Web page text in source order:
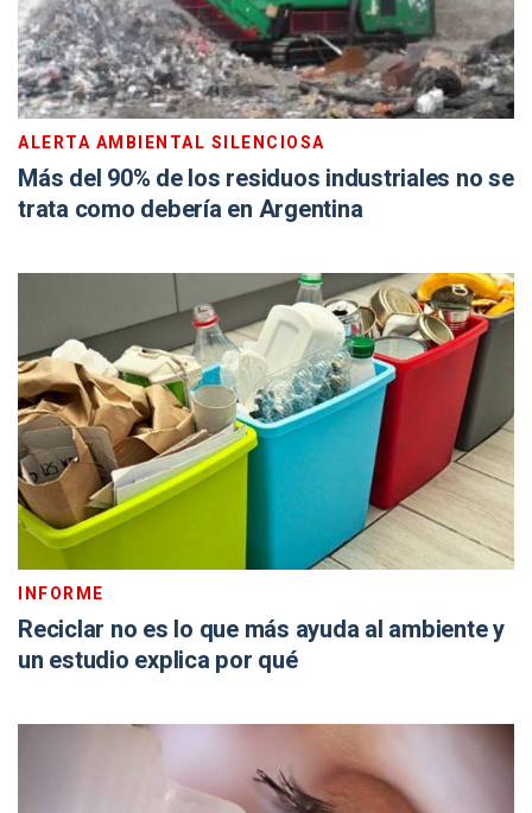
ALERTA AMBIENTAL SILENCIOSA
Más del 90% de los residuos industriales no se
trata como debería en Argentina
INFORME
Reciclar no es lo que más ayuda al ambiente y
un estudio explica por qué